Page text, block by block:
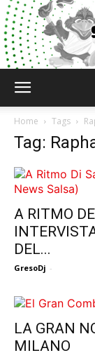
Home Tags
Tag:
A RITMO
DEL...
GresoDj -
LA GRAN
MILANO